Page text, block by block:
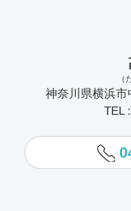
（
神奈川県横浜市
TEL